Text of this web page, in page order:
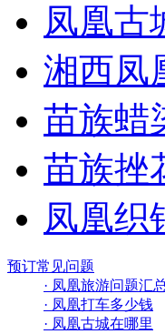
凤凰古
湘西凤
苗族蜡
苗族挫
凤凰织
预订常见问题
· 凤凰旅游问题汇总
· 凤凰打车多少钱
· 凤凰古城在哪里